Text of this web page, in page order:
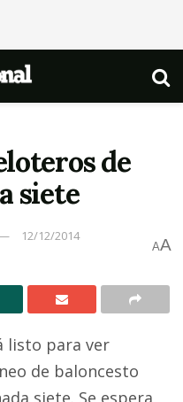
de
siete
12/12/2014
AA
listo para ver
de baloncesto
siete. Se espera